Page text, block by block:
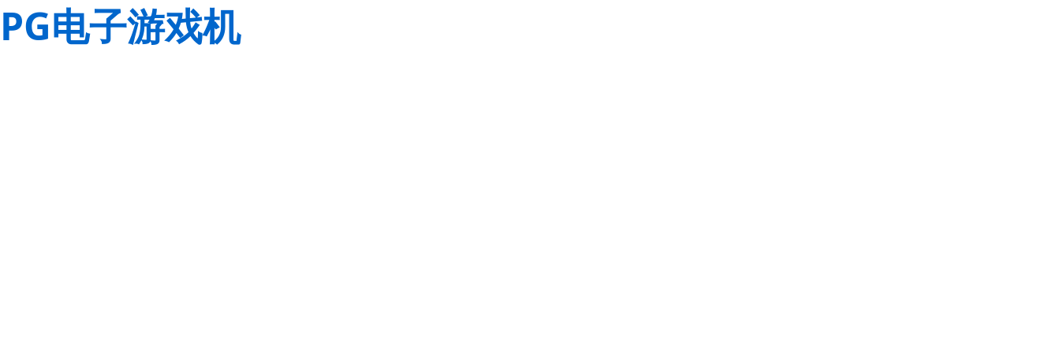
PG电子游戏机